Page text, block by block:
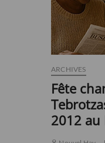
ARCHIVES
Fête
2012 au